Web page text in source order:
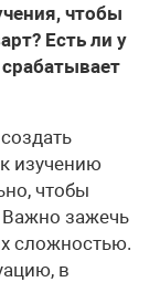
чтобы
Есть ли у
изучению
чтобы
зажечь
сложностью.
в